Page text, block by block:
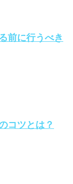
前に行うべき
コツとは？